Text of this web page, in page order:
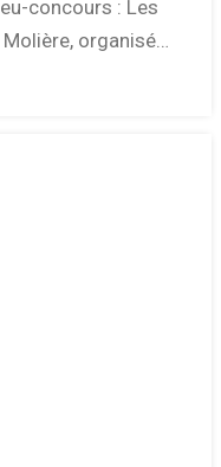
concours : Les
organisé